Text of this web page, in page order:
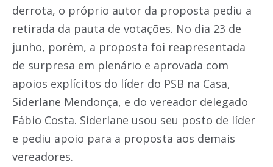
derrota, o próprio autor da proposta pediu a
retirada da pauta de votações. No dia 23 de
junho, porém, a proposta foi reapresentada
de surpresa em plenário e aprovada com
apoios explícitos do líder do PSB na Casa,
Siderlane Mendonça, e do vereador delegado
Fábio Costa. Siderlane usou seu posto de líder
e pediu apoio para a proposta aos demais
vereadores.